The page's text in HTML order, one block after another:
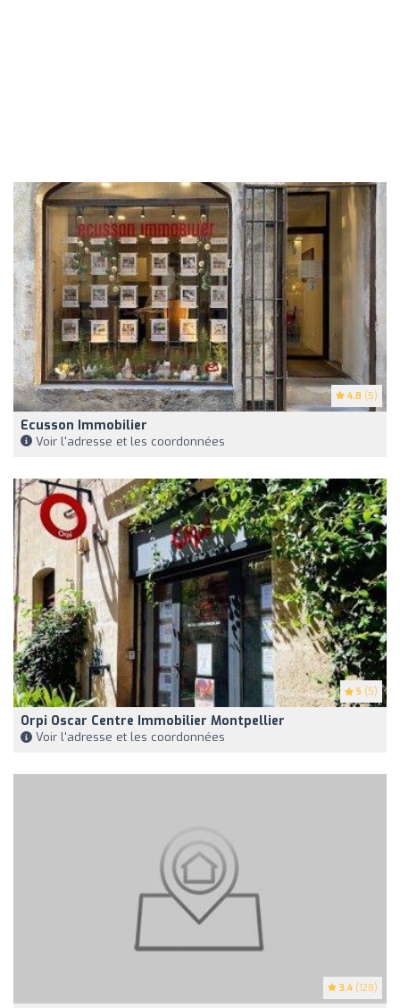
4.8 (5)
Ecusson Immobilier
Voir l'adresse et les coordonnées
5 (5)
Orpi Oscar Centre Immobilier Montpellier
Voir l'adresse et les coordonnées
3.4 (128)